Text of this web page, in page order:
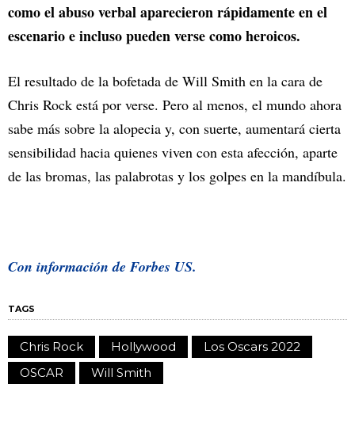
como el abuso verbal aparecieron rápidamente en el
escenario e incluso pueden verse como heroicos.
El resultado de la bofetada de Will Smith en la cara de
Chris Rock está por verse. Pero al menos, el mundo ahora
sabe más sobre la alopecia y, con suerte, aumentará cierta
sensibilidad hacia quienes viven con esta afección, aparte
de las bromas, las palabrotas y los golpes en la mandíbula.
Con información de Forbes US.
TAGS
Chris Rock Hollywood
Los Oscars 2022
OSCAR
Will Smith